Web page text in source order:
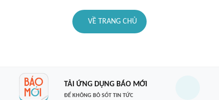
VỀ TRANG CHỦ
TẢI ỨNG DỤNG BÁO MỚI
ĐỂ KHÔNG BỎ SÓT TIN TỨC